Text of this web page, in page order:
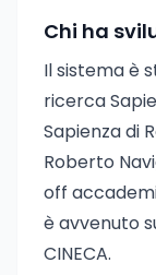
Chi ha
Il sistema è
ricerca
Sapienza di
Roberto
off
è avvenuto
CINECA.